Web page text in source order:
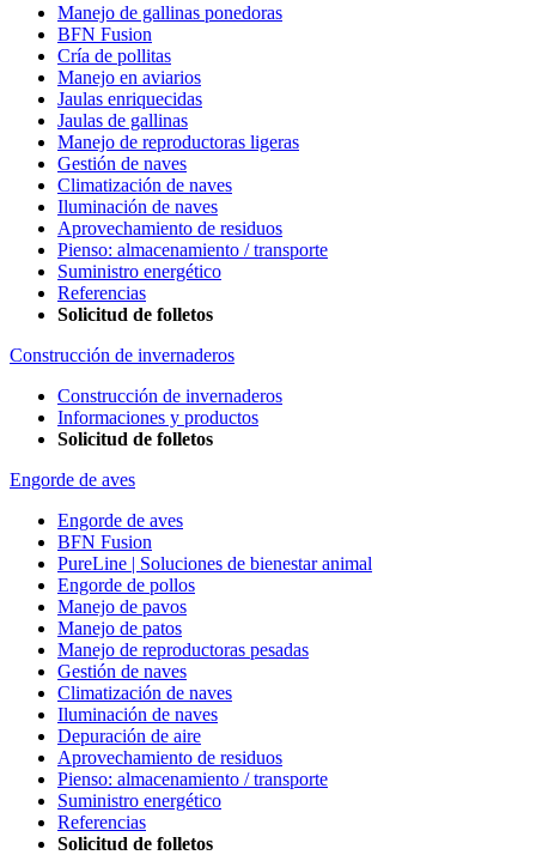
Manejo de gallinas ponedoras
BFN Fusion
Cría de pollitas
Manejo en aviarios
Jaulas enriquecidas
Jaulas de gallinas
Manejo de reproductoras ligeras
Gestión de naves
Climatización de naves
Iluminación de naves
Aprovechamiento de residuos
Pienso: almacenamiento / transporte
Suministro energético
Referencias
Solicitud de folletos
Construcción de invernaderos
Construcción de invernaderos
Informaciones y productos
Solicitud de folletos
Engorde de aves
Engorde de aves
BFN Fusion
PureLine | Soluciones de bienestar animal
Engorde de pollos
Manejo de pavos
Manejo de patos
Manejo de reproductoras pesadas
Gestión de naves
Climatización de naves
Iluminación de naves
Depuración de aire
Aprovechamiento de residuos
Pienso: almacenamiento / transporte
Suministro energético
Referencias
Solicitud de folletos